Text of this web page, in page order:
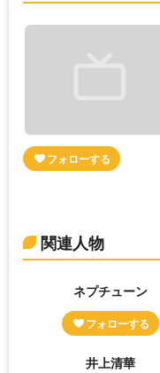
関連人物
ネプチューン
井上清華